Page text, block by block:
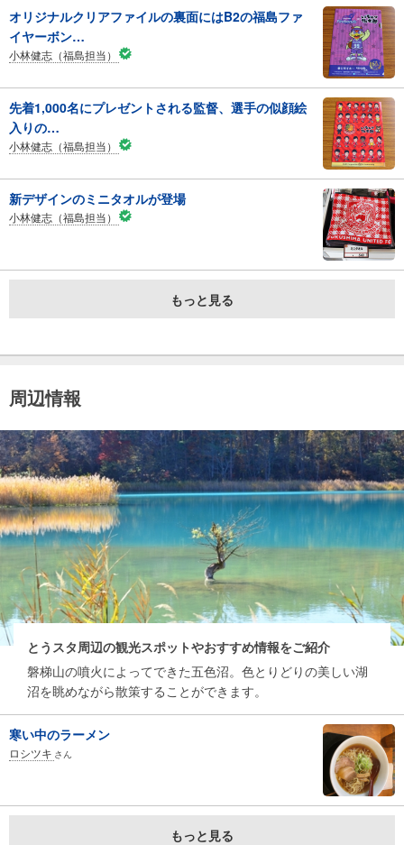
オリジナルクリアファイルの裏面にはB2の福島ファ
イヤーボン…
小林健志（福島担当）
先着1,000名にプレゼントされる監督、選手の似顔絵
入りの…
小林健志（福島担当）
新デザインのミニタオルが登場
小林健志（福島担当）
もっと見る
周辺情報
とうスタ周辺の観光スポットやおすすめ情報をご紹介
磐梯山の噴火によってできた五色沼。色とりどりの美しい湖
沼を眺めながら散策することができます。
寒い中のラーメン
ロシツキ さん
もっと見る